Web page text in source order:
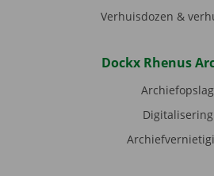
Verhuisdozen &
Dockx Rhenus
Archiefopslag
Digitalisering